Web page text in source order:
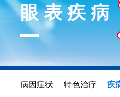
眼表疾病
病因症状 特色治疗 疾